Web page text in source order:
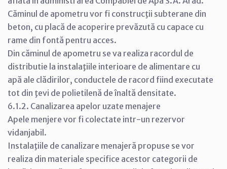
Căminul de apometru vor fi construcţii subterane din
beton, cu placă de acoperire prevăzută cu capace cu
rame din fontă pentru acces.
Din căminul de apometru se va realiza racordul de
distributie la instalaţiile interioare de alimentare cu
apă ale clădirilor, conductele de racord fiind executate
tot din ţevi de polietilenă de înaltă densitate.
6.1.2. Canalizarea apelor uzate menajere
Apele menjere vor fi colectate intr-un rezervor
vidanjabil.
Instalaţiile de canalizare menajeră propuse se vor
realiza din materiale specifice acestor categorii de